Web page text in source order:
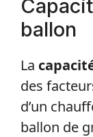
ballon
La
des
d’un
ballon de